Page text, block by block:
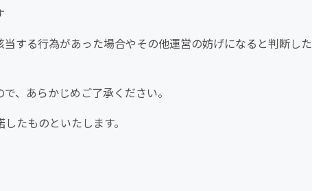
する行為があった場合やその他運営の妨げになると判断した
、あらかじめご了承ください。
たものといたします。